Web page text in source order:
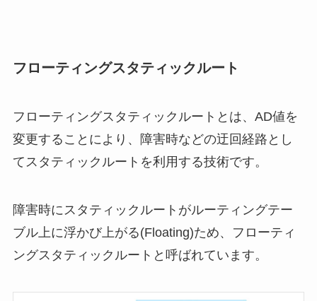
フローティングスタティックルート
フローティングスタティックルートとは、AD値を
変更することにより、障害時などの迂回経路とし
てスタティックルートを利用する技術です。
障害時にスタティックルートがルーティングテー
ブル上に浮かび上がる(Floating)ため、フローティ
ングスタティックルートと呼ばれています。